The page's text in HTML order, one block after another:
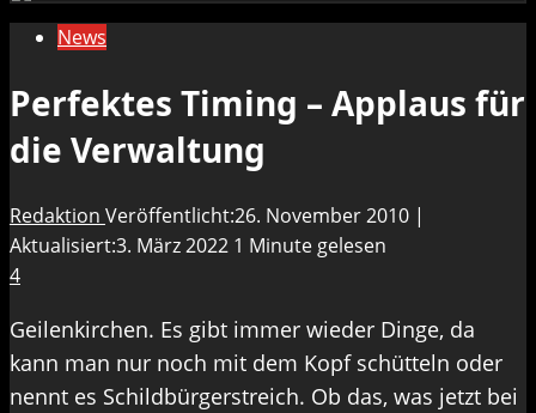
News
Perfektes Timing – Applaus für
die Verwaltung
Redaktion Veröffentlicht:26. November 2010 |
Aktualisiert:3. März 2022 1 Minute gelesen
4
Geilenkirchen. Es gibt immer wieder Dinge, da
kann man nur noch mit dem Kopf schütteln oder
nennt es Schildbürgerstreich. Ob das, was jetzt bei